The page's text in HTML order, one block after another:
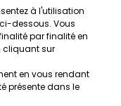
à l'utilisation
dessous. Vous
par finalité en
cliquant sur
en vous rendant
présente dans le